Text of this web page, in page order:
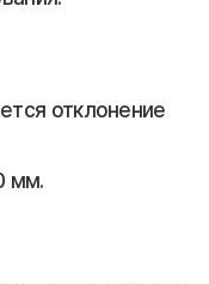
отклонение
мм.